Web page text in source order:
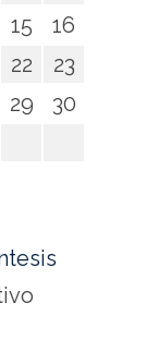
15
16
22
23
29
30